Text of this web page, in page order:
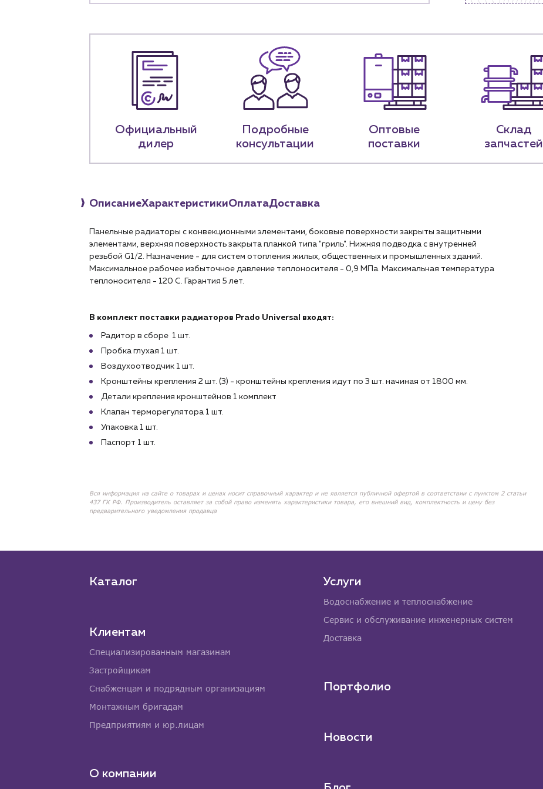
Официальный
дилер
Подробные
консультации
Оптовые
поставки
Склад
запчастей
ОписаниеХарактеристикиОплатаДоставка
Панельные радиаторы с конвекционными элементами, боковые поверхности закрыты защитными
элементами, верхняя поверхность закрыта планкой типа "гриль". Нижняя подводка с внутренней
резьбой G1/2. Назначение - для систем отопления жилых, общественных и промышленных зданий.
Максимальное рабочее избыточное давление теплоносителя - 0,9 МПа. Максимальная температура
теплоносителя - 120 С. Гарантия 5 лет.
В комплект поставки радиаторов Prado Universal входят:
Радитор в сборе 1 шт.
Пробка глухая 1 шт.
Воздухоотводчик 1 шт.
Кронштейны крепления 2 шт. (3) - кронштейны крепления идут по 3 шт. начиная от 1800 мм.
Детали крепления кронштейнов 1 комплект
Клапан терморегулятора 1 шт.
Упаковка 1 шт.
Паспорт 1 шт.
Вся информация на сайте о товарах и ценах носит справочный характер и не является публичной офертой в соответствии с пунктом 2 статьи
437 ГК РФ. Производитель оставляет за собой право изменять характеристики товара, его внешний вид, комплектность и цену без
предварительного уведомления продавца
Каталог
Клиентам
Специализированным магазинам
Застройщикам
Снабженцам и подрядным организациям
Монтажным бригадам
Предприятиям и юр.лицам
О компании
Услуги
Водоснабжение и теплоснабжение
Сервис и обслуживание инженерных систем
Доставка
Портфолио
Новости